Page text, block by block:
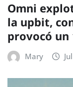
Omni
la upbit,
provocó un
Mary